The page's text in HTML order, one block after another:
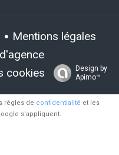
Mentions légales
cookies
Design by
Apimo™
règles de confidentialité et les
s'appliquent.